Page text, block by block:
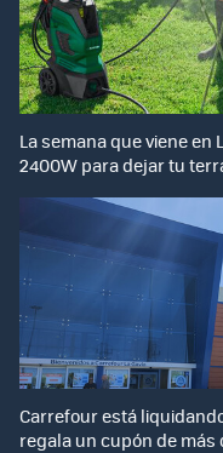
La semana que viene
2400W para dejar tu
Carrefour está
regala un cupón de